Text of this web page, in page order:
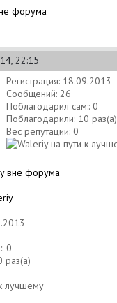
22:15
Регистрация: 18.09.2013
Сообщений: 26
Поблагодарил сам:: 0
Поблагодарили: 10 раз(а)
Вес репутации: 0
0
раз(а)